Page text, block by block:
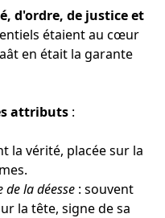
d'ordre, de justice et
étaient au cœur
en était la garante
attributs :
la vérité, placée sur la
la déesse : souvent
la tête, signe de sa